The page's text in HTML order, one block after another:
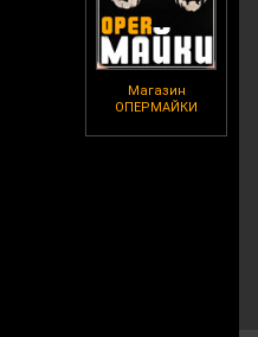
Магазин
ОПЕРМАЙКИ